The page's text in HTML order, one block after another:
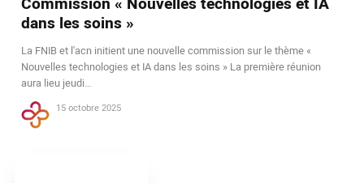
dans les soins »
La FNIB et l'acn initient une nouvelle commission sur le thème «
Nouvelles technologies et IA dans les soins » La première réunion
aura lieu jeudi…
15 octobre 2025